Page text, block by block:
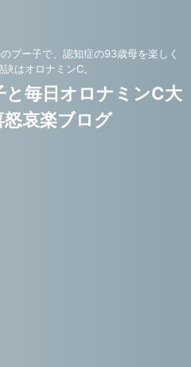
プー子で、認知症の93歳母を楽しく
はオロナミンC。
と毎日オロナミンC大
哀楽ブログ